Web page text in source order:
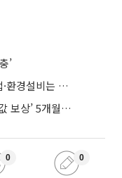
’
현대건설, 아파트·토건·건축 1위…산업·환경설비는 삼성E&A
용적률 높여 임대 더 지으라더니…‘제값 보상’ 5개월째 국회에 발목
0 0